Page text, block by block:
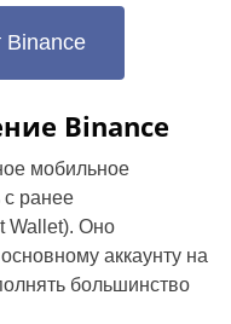
Binance
Binance
мобильное
с ранее
Wallet). Оно
аккаунту на
большинство